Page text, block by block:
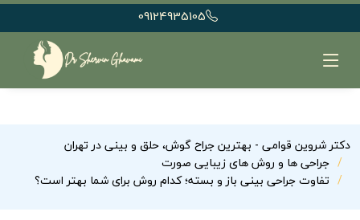
09124935105
دکتر شروین قوامی - بهترین جراح گوش، حلق و بینی در تهران
جراحی ها و روش های زیبایی صورت
تفاوت جراحی بینی باز و بسته؛ کدام روش برای شما بهتر است؟